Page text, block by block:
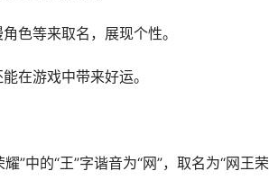
色等来取名，展现个性。
在游戏中带来好运。
”中的“王”字谐音为“网”，取名为“网王荣